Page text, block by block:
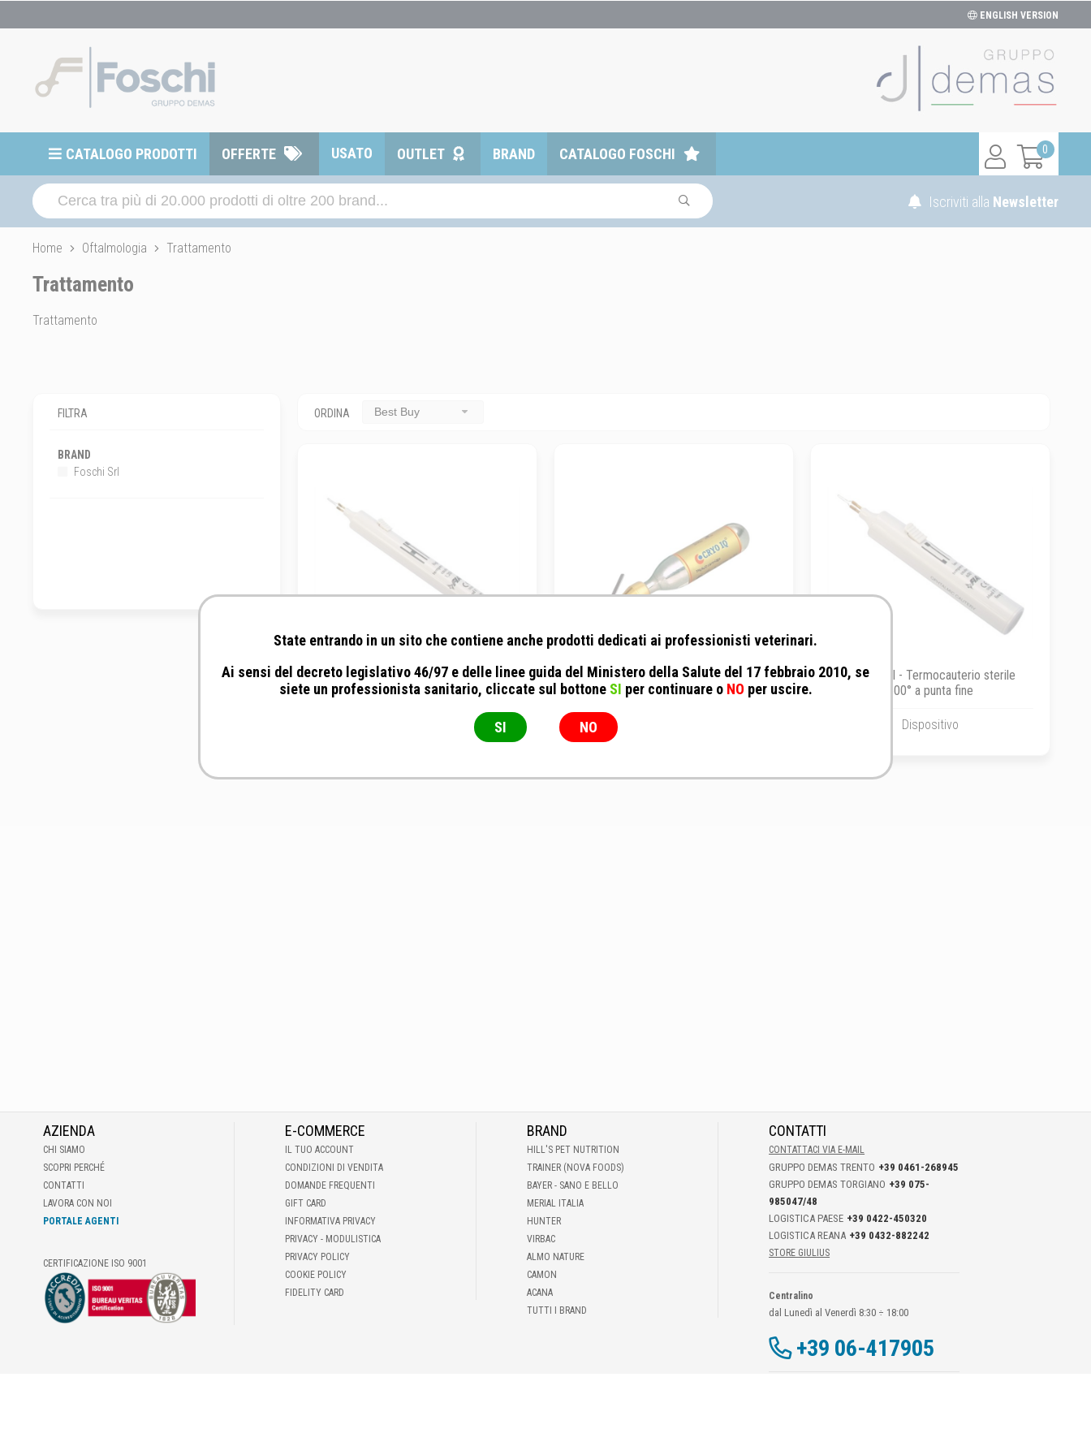
ENGLISH VERSION
0
CATALOGO PRODOTTI OFFERTE USATO OUTLET BRAND CATALOGO FOSCHI
Iscriviti alla Newsletter
Home Oftalmologia Trattamento
Trattamento
Trattamento
FILTRA
BRAND
Foschi Srl
ORDINA Best Buy
Foschi Srl - Termocauterio sterile
1200° a punta fine
Foschi Srl - Cryo IQ - penna per
criochirurgia
Foschi Srl - Termocauterio sterile
600° a punta fine
Dispositivo
AZIENDA
CHI SIAMO
SCOPRI PERCHÉ
CONTATTI
LAVORA CON NOI
PORTALE AGENTI
CERTIFICAZIONE ISO 9001
E-COMMERCE
IL TUO ACCOUNT
CONDIZIONI DI VENDITA
DOMANDE FREQUENTI
GIFT CARD
INFORMATIVA PRIVACY
PRIVACY - MODULISTICA
PRIVACY POLICY
COOKIE POLICY
FIDELITY CARD
BRAND
HILL'S PET NUTRITION
TRAINER (NOVA FOODS)
BAYER - SANO E BELLO
MERIAL ITALIA
HUNTER
VIRBAC
ALMO NATURE
CAMON
ACANA
TUTTI I BRAND
CONTATTI
CONTATTACI VIA E-MAIL
GRUPPO DEMAS TRENTO +39 0461-268945
GRUPPO DEMAS TORGIANO +39 075-
985047/48
LOGISTICA PAESE +39 0422-450320
LOGISTICA REANA +39 0432-882242
STORE GIULIUS
Centralino
dal Lunedì al Venerdì 8:30 ÷ 18:00
+39 06-417905
State entrando in un sito che contiene anche prodotti dedicati ai professionisti veterinari.
Ai sensi del decreto legislativo 46/97 e delle linee guida del Ministero della Salute del 17 febbraio 2010, se
siete un professionista sanitario, cliccate sul bottone SI per continuare o NO per uscire.
SI NO